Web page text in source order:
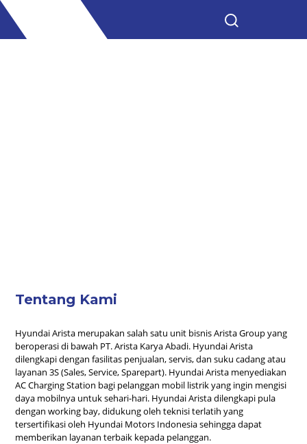
Tentang Kami
Hyundai Arista merupakan salah satu unit bisnis Arista Group yang
beroperasi di bawah PT. Arista Karya Abadi. Hyundai Arista
dilengkapi dengan fasilitas penjualan, servis, dan suku cadang atau
layanan 3S (Sales, Service, Sparepart). Hyundai Arista menyediakan
AC Charging Station bagi pelanggan mobil listrik yang ingin mengisi
daya mobilnya untuk sehari-hari. Hyundai Arista dilengkapi pula
dengan working bay, didukung oleh teknisi terlatih yang
tersertifikasi oleh Hyundai Motors Indonesia sehingga dapat
memberikan layanan terbaik kepada pelanggan.